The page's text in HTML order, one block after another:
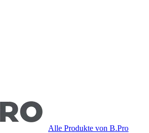
Alle Produkte von B.Pro